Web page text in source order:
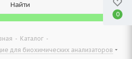
- Каталог -
для биохимических анализаторов
0